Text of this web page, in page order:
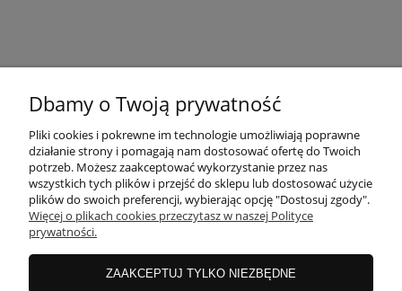
MOJE KONTO
PŁATNOŚCI I DOSTAWA
INFORMACJE
Dbamy o Twoją prywatność
Pliki cookies i pokrewne im technologie umożliwiają poprawne
działanie strony i pomagają nam dostosować ofertę do Twoich
potrzeb. Możesz zaakceptować wykorzystanie przez nas
wszystkich tych plików i przejść do sklepu lub dostosować użycie
plików do swoich preferencji, wybierając opcję "Dostosuj zgody".
Więcej o plikach cookies przeczytasz w naszej Polityce
prywatności.
ZAAKCEPTUJ TYLKO NIEZBĘDNE